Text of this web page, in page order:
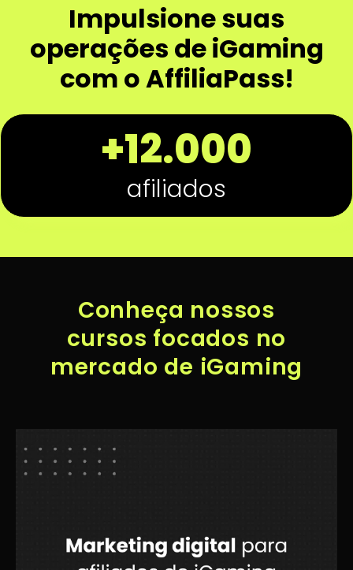
Impulsione suas
operações de iGaming
com o AffiliaPass!
+12.000
afiliados
Conheça nossos
cursos focados no
mercado de iGaming